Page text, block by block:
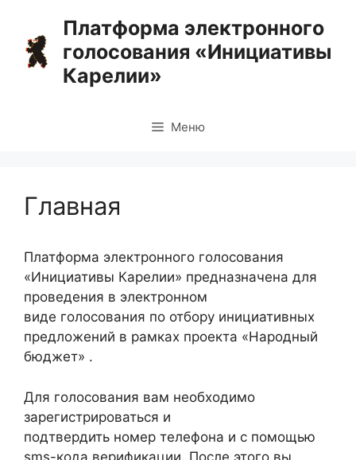
содержимому
Платформа электронного
голосования «Инициативы
Карелии»
Меню
Главная
Платформа электронного голосования
«Инициативы Карелии» предназначена для
проведения в электронном
виде голосования по отбору инициативных
предложений в рамках проекта «Народный
бюджет» .
Для голосования вам необходимо
зарегистрироваться и
подтвердить номер телефона и с помощью
sms-кода верификации. После этого вы